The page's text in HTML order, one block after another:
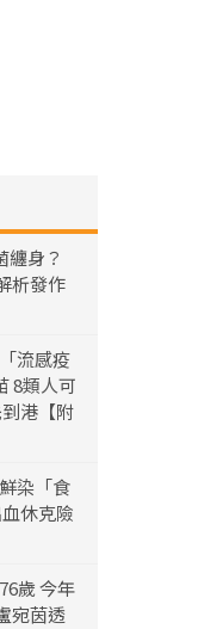
纏身？
析發作
流感疫
8類人可
港【附
染「食
休克險
歲 今年
宛茵透